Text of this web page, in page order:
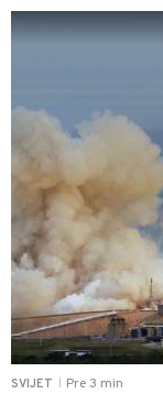
SVIJET Pre 3 min